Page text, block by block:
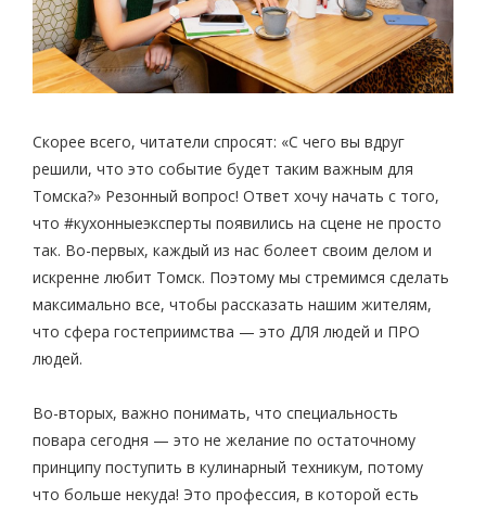
Скорее всего, читатели спросят: «С чего вы вдруг
решили, что это событие будет таким важным для
Томска?» Резонный вопрос! Ответ хочу начать с того,
что #кухонныеэксперты появились на сцене не просто
так. Во-первых, каждый из нас болеет своим делом и
искренне любит Томск. Поэтому мы стремимся сделать
максимально все, чтобы рассказать нашим жителям,
что сфера гостеприимства — это ДЛЯ людей и ПРО
людей.
Во-вторых, важно понимать, что специальность
повара сегодня — это не желание по остаточному
принципу поступить в кулинарный техникум, потому
что больше некуда! Это профессия, в которой есть